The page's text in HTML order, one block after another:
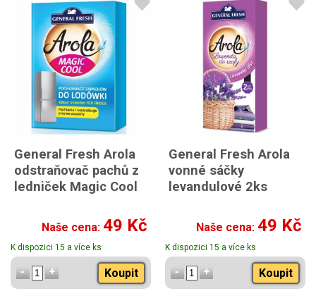
General Fresh Arola
odstraňovač pachů z
ledniček Magic Cool
Naše cena: 49 Kč
K dispozici 15 a více ks
Koupit
General Fresh Arola
vonné sáčky
levandulové 2ks
Naše cena: 49 Kč
K dispozici 15 a více ks
Koupit